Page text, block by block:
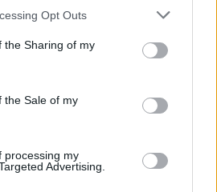
app uses one or more Google
usage behaviour. You may click to
Google and its third-party tags to
specified purposes in below Google
Opt Outs
the Sharing of my
the Sale of my
processing my
Advertising.
volna jobbnál-jobb dumákal,
még nézhető is lett
hallunk mást csak kliséket, és
Dane Cook-ot. Nem tudom,
ő a színészettel amikor
Ugyanazt adja elő amit
legalább vicces, ugyanez
egy Dane Cook szerü
a "Good luck Chuck" járt az